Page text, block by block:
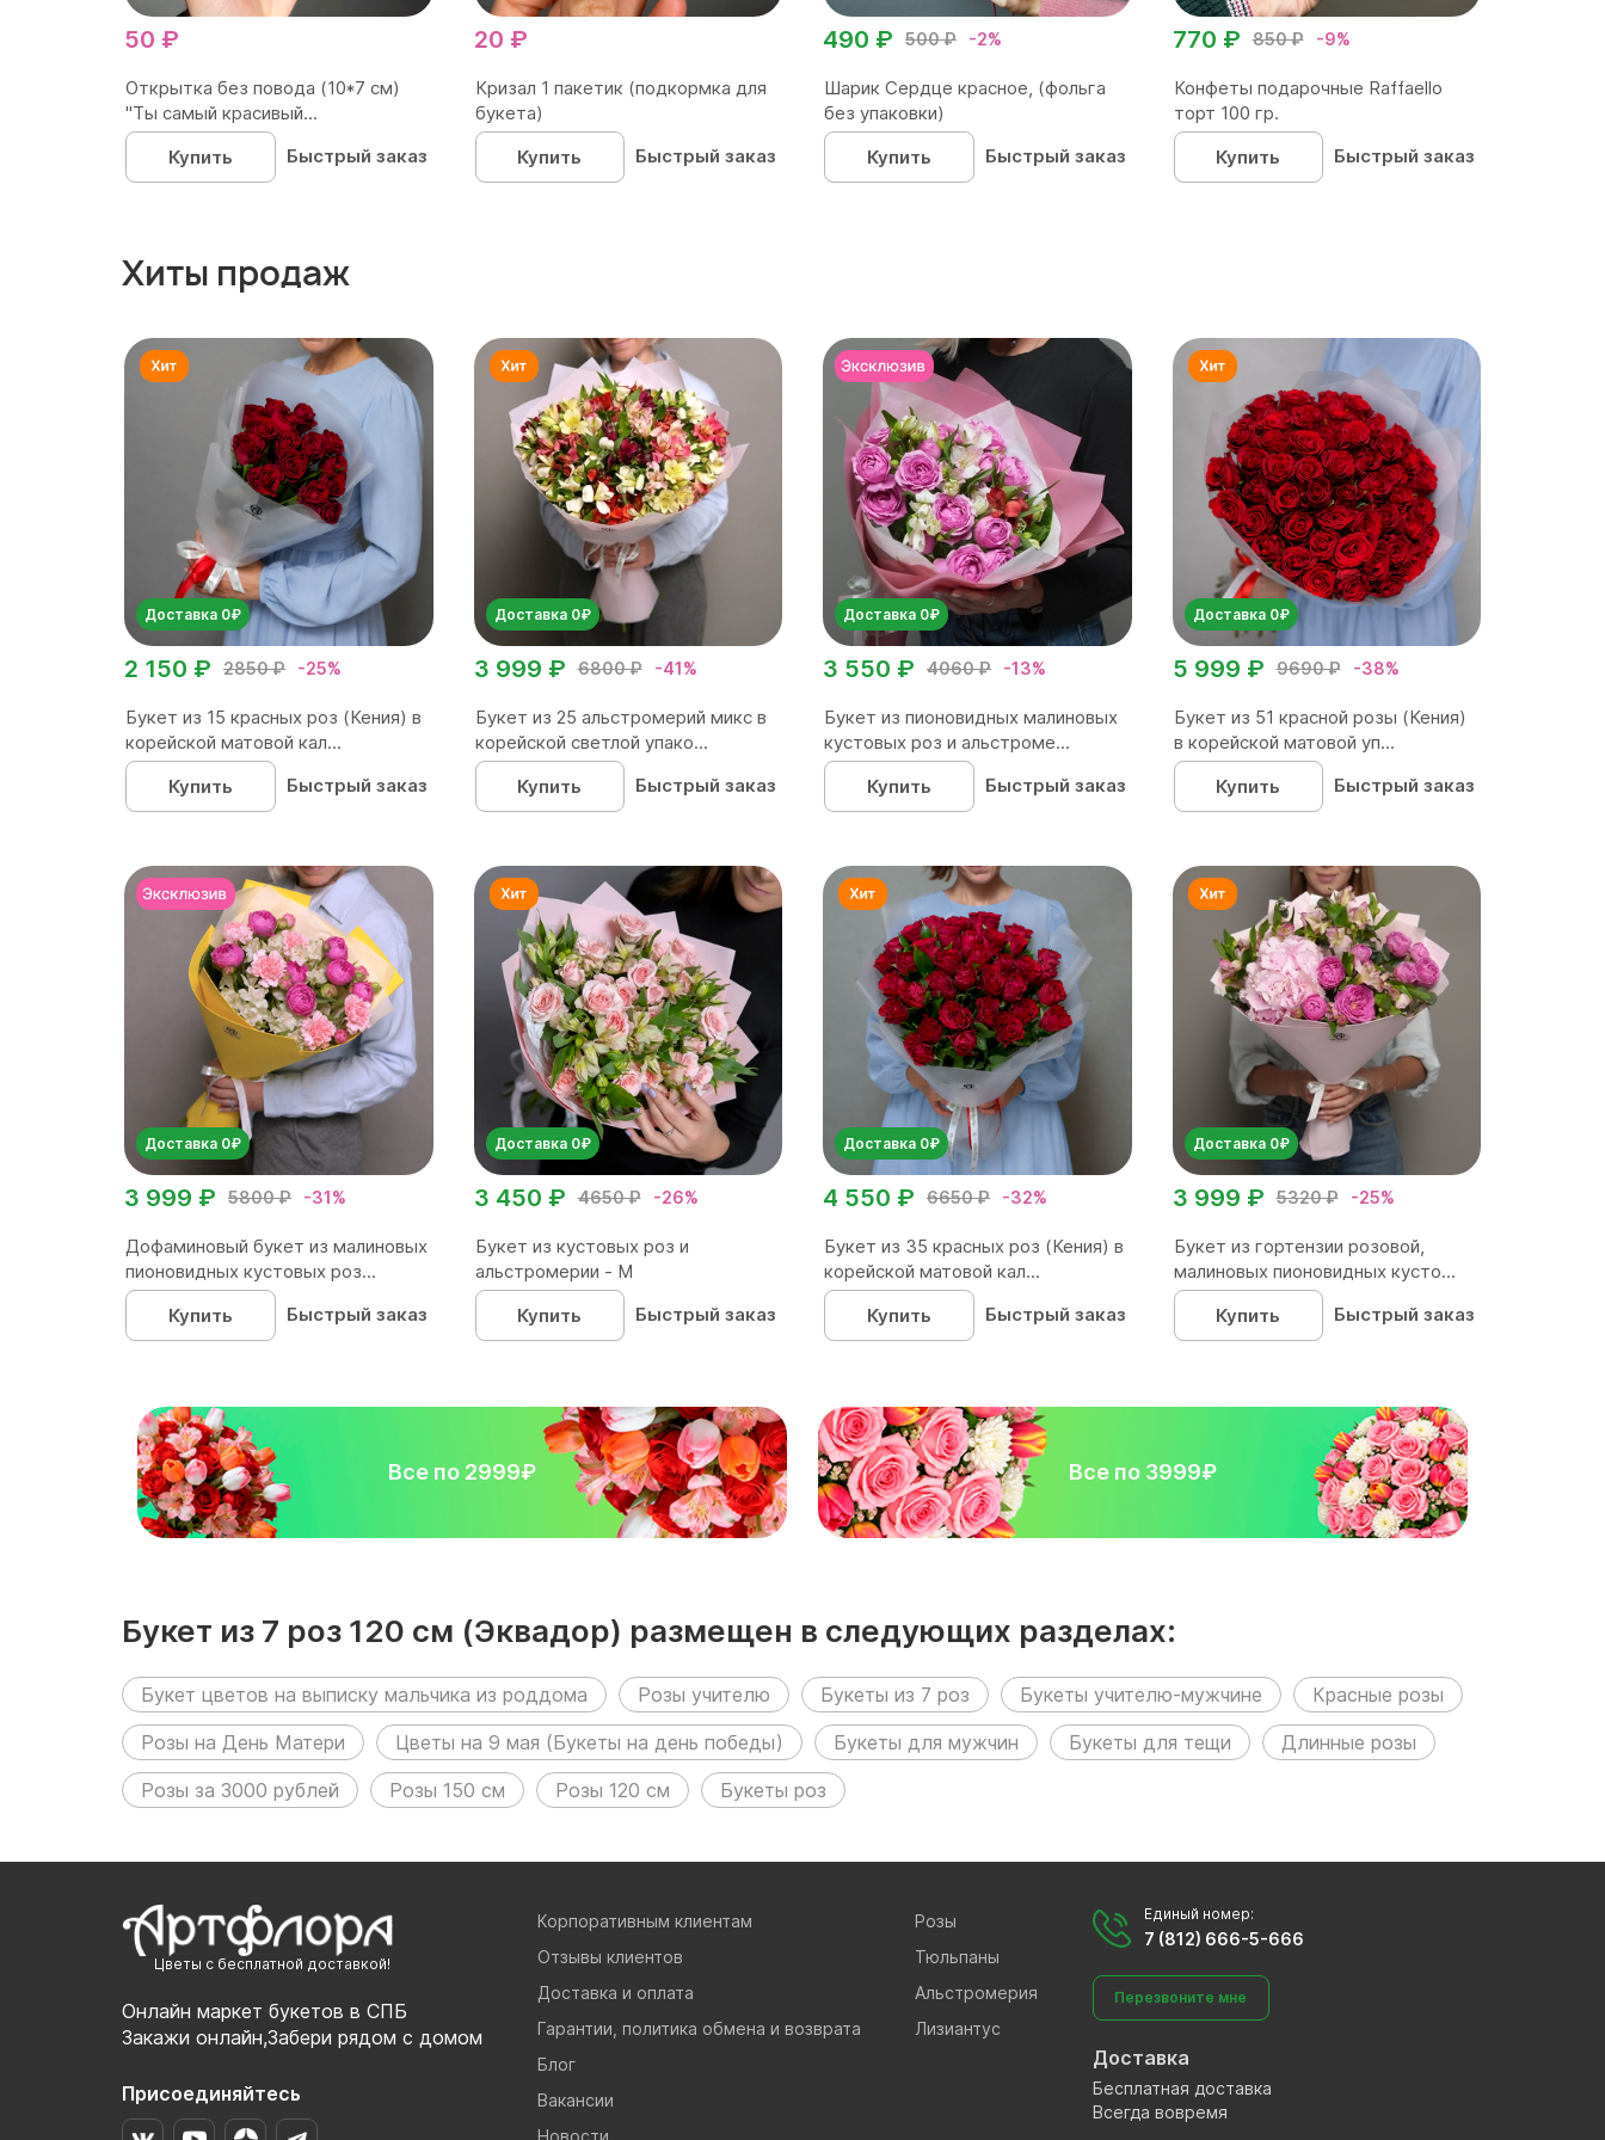
50 ₽
Открытка без повода (10*7 см)
"Ты самый красивый...
Купить
Быстрый заказ
20 ₽
Кризал 1 пакетик (подкормка для
букета)
Купить
Быстрый заказ
500 ₽ -2%
490 ₽
Шарик Сердце красное, (фольга
без упаковки)
Купить
Быстрый заказ
850 ₽ -9%
770 ₽
Конфеты подарочные Raffaello
торт 100 гр.
Купить
Быстрый заказ
Хиты продаж
Доставка 0₽
2850 ₽ -25%
2 150 ₽
Букет из 15 красных роз (Кения) в
корейской матовой кал...
Купить
Быстрый заказ
Доставка 0₽
6800 ₽ -41%
3 999 ₽
Букет из 25 альстромерий микс в
корейской светлой упако...
Купить
Быстрый заказ
Доставка 0₽
4060 ₽ -13%
3 550 ₽
Букет из пионовидных малиновых
кустовых роз и альстроме...
Купить
Быстрый заказ
Доставка 0₽
9690 ₽ -38%
5 999 ₽
Букет из 51 красной розы (Кения)
в корейской матовой уп...
Купить
Быстрый заказ
Доставка 0₽
5800 ₽ -31%
3 999 ₽
Дофаминовый букет из малиновых
пионовидных кустовых роз...
Купить
Быстрый заказ
Доставка 0₽
4650 ₽ -26%
3 450 ₽
Букет из кустовых роз и
альстромерии - М
Купить
Быстрый заказ
Доставка 0₽
6650 ₽ -32%
4 550 ₽
Букет из 35 красных роз (Кения) в
корейской матовой кал...
Купить
Быстрый заказ
Доставка 0₽
5320 ₽ -25%
3 999 ₽
Букет из гортензии розовой,
малиновых пионовидных кусто...
Купить
Быстрый заказ
Все по 2999₽ Все по 3999₽
Букет из 7 роз 120 см (Эквадор) размещен в следующих разделах:
Букет цветов на выписку мальчика из роддома Розы учителю Букеты из 7 роз Букеты учителю-мужчине
Красные розы
Розы на День Матери
Цветы на 9 мая (Букеты на день победы) Букеты для мужчин Букеты для тещи
Длинные розы
Розы за 3000 рублей
Розы 150 см Розы 120 см Букеты роз
Цветы с бесплатной доставкой!
Онлайн маркет букетов в СПБ
Закажи онлайн,Забери рядом с домом
Присоединяйтесь
Корпоративным клиентам
Отзывы клиентов
Доставка и оплата
Гарантии, политика обмена и возврата
Блог
Вакансии
Новости
Розы
Тюльпаны
Альстромерия
Лизиантус
Единый номер:
7 (812) 666-5-666
Перезвоните мне
Доставка
Бесплатная доставка
Всегда вовремя